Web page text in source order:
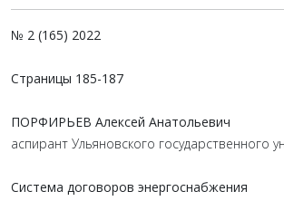
№ 2 (165) 2022
Страницы 185-187
ПОРФИРЬЕВ Алексей Анатольевич
аспирант Ульяновского государственного
Система договоров энергоснабжения